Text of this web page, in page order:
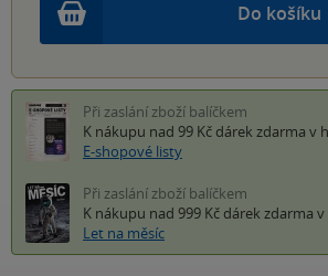
Do košíku
Při zaslání zboží balíčkem
K nákupu nad 99 Kč dárek zdarma v
E-shopové listy
Při zaslání zboží balíčkem
K nákupu nad 999 Kč dárek zdarma v
Let na měsíc